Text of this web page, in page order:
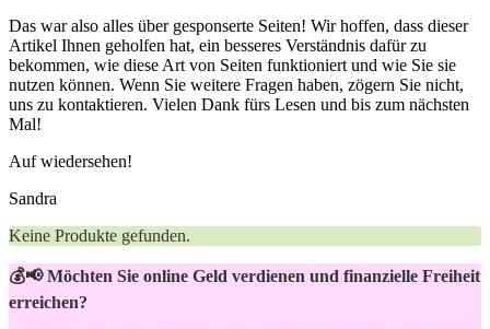
Das ‌war also ⁤alles über gesponserte ⁤Seiten!⁤ Wir ​hoffen, dass dieser
Artikel Ihnen⁤ geholfen hat, ein‌ besseres Verständnis⁤ dafür ⁣zu
bekommen, wie diese ⁤Art von‍ Seiten funktioniert und wie Sie sie
nutzen⁣ können. Wenn Sie‌ weitere Fragen ‌haben, zögern Sie nicht,
uns zu ⁢kontaktieren.‌ Vielen Dank fürs ⁤Lesen und bis zum nächsten
Mal!
Auf wiedersehen!
Sandra
Keine Produkte gefunden.
💰📢 Möchten Sie online Geld verdienen und finanzielle Freiheit
erreichen?